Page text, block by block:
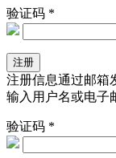
验证码 *
注册信息通过邮箱
输入用户名或电子
验证码 *